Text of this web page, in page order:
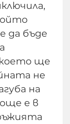
да бъде
ще
не
на
е в